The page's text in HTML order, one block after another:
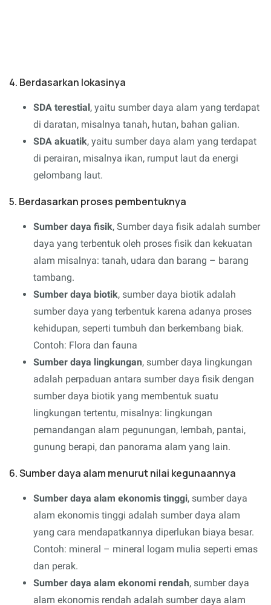
4. Berdasarkan lokasinya
SDA terestial, yaitu sumber daya alam yang terdapat
di daratan, misalnya tanah, hutan, bahan galian.
SDA akuatik, yaitu sumber daya alam yang terdapat
di perairan, misalnya ikan, rumput laut da energi
gelombang laut.
5. Berdasarkan proses pembentuknya
Sumber daya fisik, Sumber daya fisik adalah sumber
daya yang terbentuk oleh proses fisik dan kekuatan
alam misalnya: tanah, udara dan barang – barang
tambang.
Sumber daya biotik, sumber daya biotik adalah
sumber daya yang terbentuk karena adanya proses
kehidupan, seperti tumbuh dan berkembang biak.
Contoh: Flora dan fauna
Sumber daya lingkungan, sumber daya lingkungan
adalah perpaduan antara sumber daya fisik dengan
sumber daya biotik yang membentuk suatu
lingkungan tertentu, misalnya: lingkungan
pemandangan alam pegunungan, lembah, pantai,
gunung berapi, dan panorama alam yang lain.
6. Sumber daya alam menurut nilai kegunaannya
Sumber daya alam ekonomis tinggi, sumber daya
alam ekonomis tinggi adalah sumber daya alam
yang cara mendapatkannya diperlukan biaya besar.
Contoh: mineral – mineral logam mulia seperti emas
dan perak.
Sumber daya alam ekonomi rendah, sumber daya
alam ekonomis rendah adalah sumber daya alam